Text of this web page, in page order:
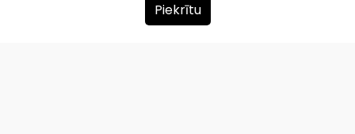
Par mums
Piekrītu